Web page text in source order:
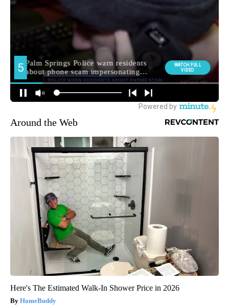
Around the Web
Here's The Estimated Walk-In Shower Price in 2026
HomeBuddy